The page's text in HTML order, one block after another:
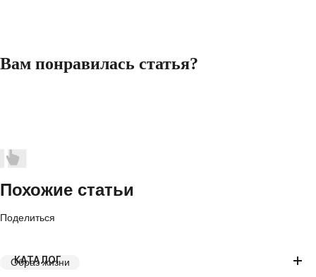
Поделиться
Образ жизни
Вам понравилась статья?
Похожие статьи
КАТАЛОГ